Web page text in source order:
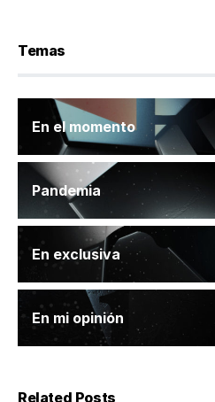
Temas
En el momento
Pandemia
En exclusiva
En mi opinión
Related Posts